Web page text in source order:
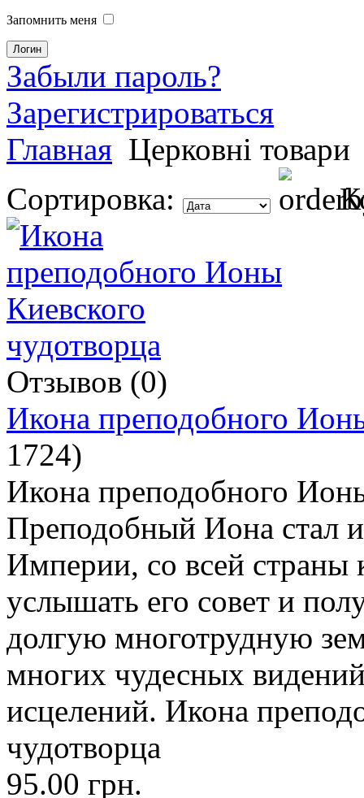
Запомнить меня
Забыли пароль?
Зарегистрироваться
Главная Церковні товари
Сортировка:
Отзывов (0)
Икона преподобного
1724)
Икона преподобного
Преподобный Иона стал
Империи, со всей
услышать его совет и
долгую многотрудную
многих чудесных
исцелений. Икона
чудотворца
95.00 грн.